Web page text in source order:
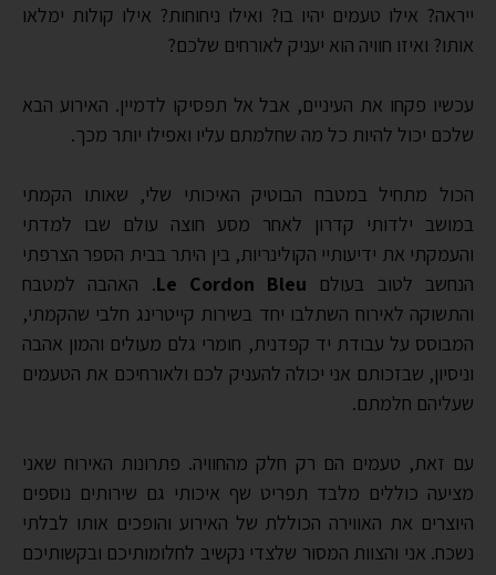
ייראה? אילו טעמים יהיו בו? ואילו ניחוחות? אילו קולות ימלאו
אותו? ואיזו חוויה הוא יעניק לאורחים שלכם?
עכשיו פקחו את העיניים, אבל אל תפסיקו לדמיין. האירוע הבא
שלכם יכול להיות כל מה שחלמתם עליו ואפילו יותר מכך.
הכול מתחיל במטבח הבוטיק האיכותי שלי, שאותו הקמתי
במושב ילדותי קדרון לאחר מסע חוצה עולם שבו למדתי
והעמקתי את ידיעותיי הקולינריות, בין היתר בבית הספר הצרפתי
הנחשב לטוב בעולם Le Cordon Bleu. האהבה למטבח
והתשוקה לאירוח השתלבו יחד בשירות קייטרינג חלבי שהקמתי,
המבוסס על עבודת יד קפדנית, חומרי גלם מעולים והמון אהבה
וניסיון, שבזכותם אני יכולה להעניק לכם ולאורחיכם את הטעמים
שעליהם חלמתם.
עם זאת, טעמים הם רק חלק מהחוויה. פתרונות האירוח שאני
מציעה כוללים מלבד תפריט שף איכותי גם שירותים נוספים
היוצרים את האווירה הכוללת של האירוע והופכים אותו לבלתי
נשכח. אני והצוות המסור שלצדי נקשיב לחלומותיכם ובקשותיכם